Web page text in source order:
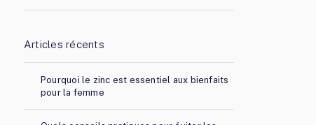
Articles récents
Pourquoi le zinc est essentiel aux bienfaits
pour la femme